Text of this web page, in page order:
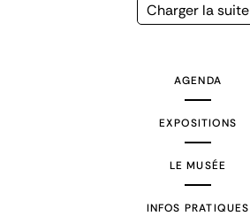
Page
Charger la suite
AGENDA
EXPOSITIONS
LE MUSÉE
INFOS PRATIQUES